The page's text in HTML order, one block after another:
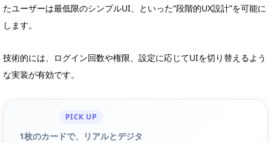
たユーザーは最低限のシンプルUI、といった“段階的UX設計”を可能に
します。
技術的には、ログイン回数や権限、設定に応じてUIを切り替えるよう
な実装が有効です。
PICK UP
1枚のカードで、リアルとデジタ